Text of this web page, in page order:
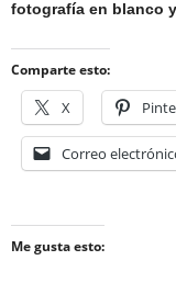
fotografía en blanco
Comparte esto:
X
Correo
Me gusta esto: